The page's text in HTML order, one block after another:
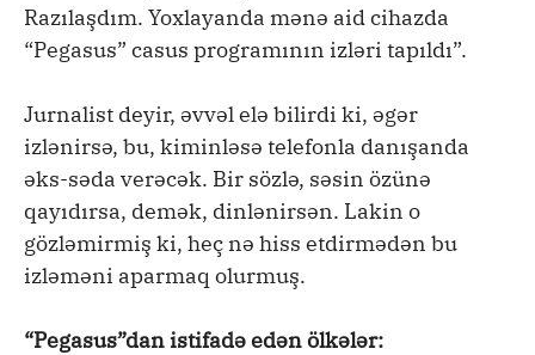
Razılaşdım. Yoxlayanda mənə aid cihazda
“Pegasus” casus programının izləri tapıldı”.
Jurnalist deyir, əvvəl elə bilirdi ki, əgər
izlənirsə, bu, kiminləsə telefonla danışanda
əks-səda verəcək. Bir sözlə, səsin özünə
qayıdırsa, demək, dinlənirsən. Lakin o
gözləmirmiş ki, heç nə hiss etdirmədən bu
izləməni aparmaq olurmuş.
“Pegasus”dan istifadə edən ölkələr: